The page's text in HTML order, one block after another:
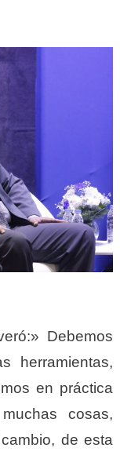
Debemos
herramientas,
en práctica
cosas,
de esta